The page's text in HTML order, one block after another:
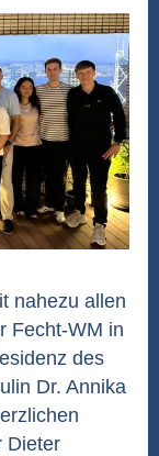
nahezu allen
Fecht-WM in
des
Dr. Annika
Dieter